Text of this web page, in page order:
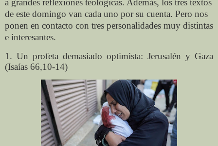
a grandes reflexiones teológicas. Además, los tres textos
de este domingo van cada uno por su cuenta. Pero nos
ponen en contacto con tres personalidades muy distintas
e interesantes.
1. Un profeta demasiado optimista: Jerusalén y Gaza
(Isaías 66,10-14)